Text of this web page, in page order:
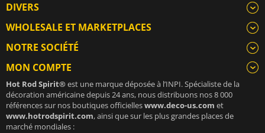
DIVERS
WHOLESALE ET MARKETPLACES
NOTRE SOCIÉTÉ
MON COMPTE
Hot Rod Spirit®est une marque déposée à l’INPI. Spécialiste de la
décoration américaine depuis 24 ans, nous distribuons nos 8 000
références sur nos boutiques officielleswww.deco-us.com et
www.hotrodspirit.com, ainsi que sur les plus grandes places de
marché mondiales :